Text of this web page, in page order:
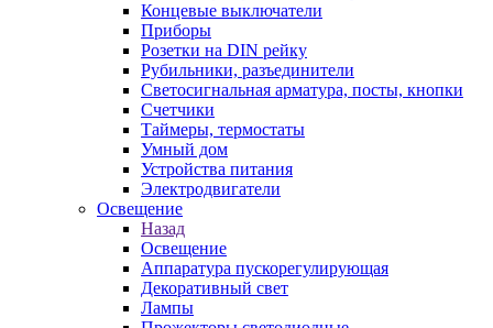
Концевые выключатели
Приборы
Розетки на DIN рейку
Рубильники, разъединители
Светосигнальная арматура, посты, кнопки
Счетчики
Таймеры, термостаты
Умный дом
Устройства питания
Электродвигатели
Освещение
Назад
Освещение
Аппаратура пускорегулирующая
Декоративный свет
Лампы